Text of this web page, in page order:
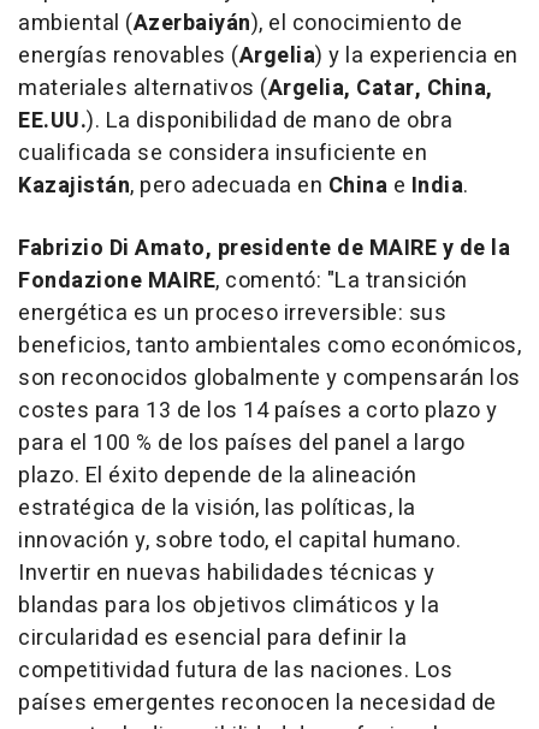
ambiental (Azerbaiyán), el conocimiento de
energías renovables (Argelia) y la experiencia en
materiales alternativos (Argelia, Catar, China,
EE.UU.). La disponibilidad de mano de obra
cualificada se considera insuficiente en
Kazajistán, pero adecuada en China e India.
Fabrizio Di Amato, presidente de MAIRE y de la
Fondazione MAIRE, comentó: "La transición
energética es un proceso irreversible: sus
beneficios, tanto ambientales como económicos,
son reconocidos globalmente y compensarán los
costes para 13 de los 14 países a corto plazo y
para el 100 % de los países del panel a largo
plazo. El éxito depende de la alineación
estratégica de la visión, las políticas, la
innovación y, sobre todo, el capital humano.
Invertir en nuevas habilidades técnicas y
blandas para los objetivos climáticos y la
circularidad es esencial para definir la
competitividad futura de las naciones. Los
países emergentes reconocen la necesidad de